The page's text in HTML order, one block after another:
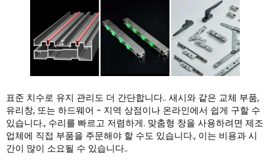
표준 치수로 유지 관리도 더 간단합니다.. 새시와 같은 교체 부품,
유리창, 또는 하드웨어 - 지역 상점이나 온라인에서 쉽게 구할 수
있습니다., 수리를 빠르고 저렴하게. 맞춤형 창을 사용하려면 제조
업체에 직접 부품을 주문해야 할 수도 있습니다., 이는 비용과 시
간이 많이 소요될 수 있습니다..